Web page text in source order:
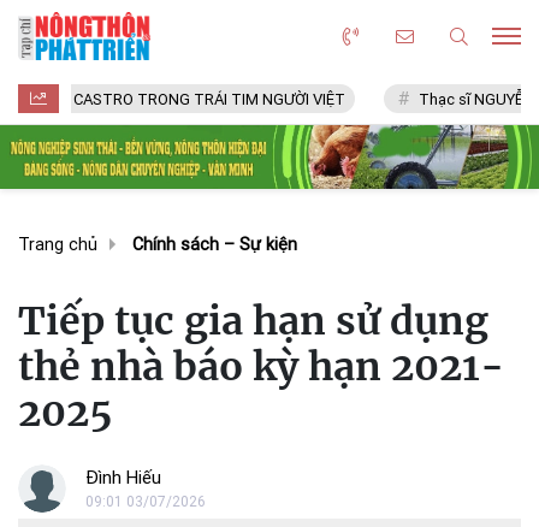
TRONG TRÁI TIM NGƯỜI VIỆT Thạc sĩ NGUYỄN VĂN CHÍ
Trang chủ Chính sách – Sự kiện
Tiếp tục gia hạn sử dụng
thẻ nhà báo kỳ hạn 2021-
2025
Đình Hiếu
09:01 03/07/2026